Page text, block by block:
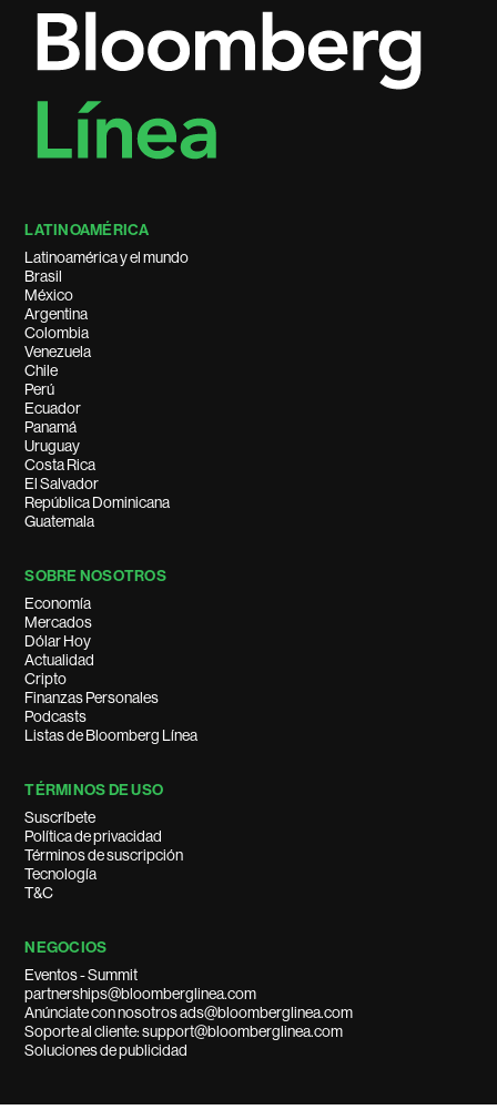
LATINOAMÉRICA
Latinoamérica y el mundo
Brasil
México
Argentina
Colombia
Venezuela
Chile
Perú
Ecuador
Panamá
Uruguay
Costa Rica
El Salvador
República Dominicana
Guatemala
SOBRE NOSOTROS
Economía
Mercados
Dólar Hoy
Actualidad
Cripto
Finanzas Personales
Podcasts
Listas de Bloomberg Línea
TÉRMINOS DE USO
Suscríbete
Política de privacidad
Términos de suscripción
Tecnología
T&C
NEGOCIOS
Eventos - Summit
partnerships@bloomberglinea.com
Anúnciate con nosotros ads@bloomberglinea.com
Soporte al cliente: support@bloomberglinea.com
Soluciones de publicidad